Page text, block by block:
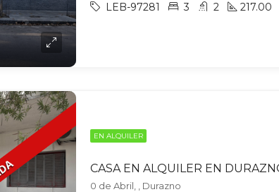
LEB-97281 3 2 217.00
EN ALQUILER
CASA EN ALQUILER EN
0 de Abril, , Durazno